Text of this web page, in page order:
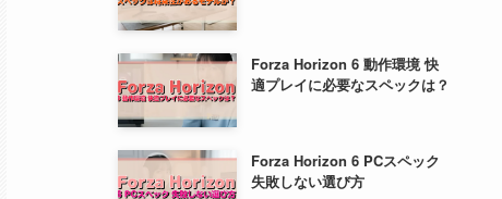
Forza Horizon 6 動作環境 快
適プレイに必要なスペックは？
Forza Horizon 6 PCスペック
失敗しない選び方